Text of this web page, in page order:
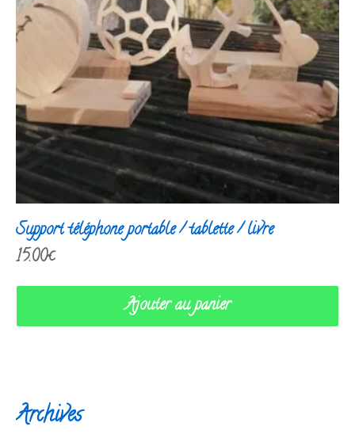
Support téléphone portable / tablette / livre
15.00€
Ajouter au panier
Archives